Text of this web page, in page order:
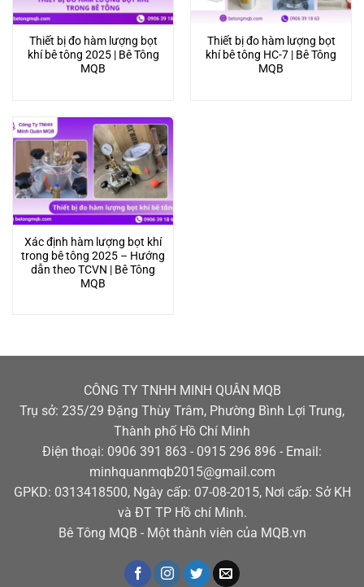
Thiết bị đo hàm lượng bọt
khí bê tông 2025 | Bê Tông
MQB
Thiết bị đo hàm lượng bọt
khí bê tông HC-7 | Bê Tông
MQB
Xác định hàm lượng bọt khí
trong bê tông 2025 – Hướng
dẫn theo TCVN | Bê Tông
MQB
CÔNG TY TNHH MINH QUÂN MQB
Trụ sở: 235/29 Đặng Thùy Trâm, Phường Bình Lợi Trung,
Thành phố Hồ Chí Minh
Điện thoại: 0906 391 863 - 0915 296 896 - Email:
minhquanmqb2015@gmail.com
GPKD: 0313418500, Ngày cấp: 07-08-2015, Nơi cấp: Sở KH
và ĐT TP Hồ chí Minh.
Bê Tông MQB - Một thành viên của MQB.vn